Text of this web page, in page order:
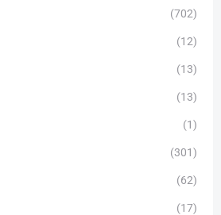
(702)
(12)
(13)
(13)
(1)
(301)
(62)
(17)